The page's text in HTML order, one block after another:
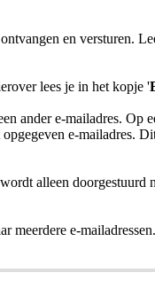
en versturen.
lees je in het kopje '
ander e-mailadres. Op
e-mailadres.
alleen doorgestuurd
e-